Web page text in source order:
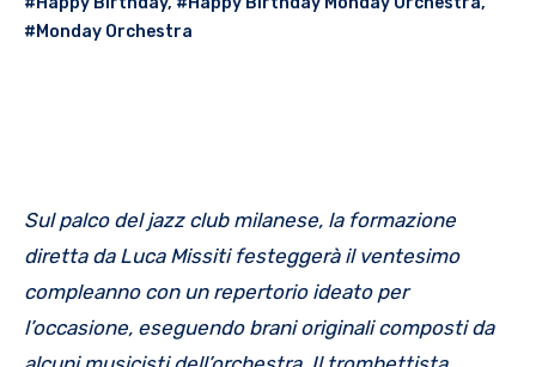
#Monday Orchestra
Sul palco del jazz club milanese, la formazione
diretta da Luca Missiti festeggerà il ventesimo
compleanno con un repertorio ideato per
l’occasione, eseguendo brani originali composti da